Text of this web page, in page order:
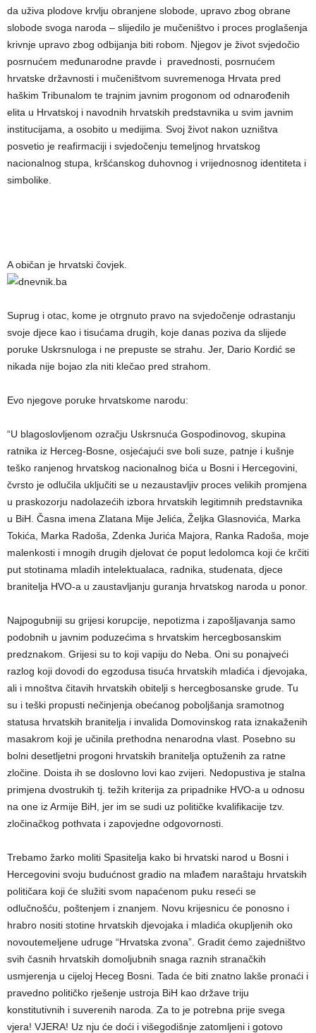
da uživa plodove krvlju obranjene slobode, upravo zbog obrane
slobode svoga naroda – slijedilo je mučeništvo i proces proglašenja
krivnje upravo zbog odbijanja biti robom. Njegov je život svjedočio
posrnućem međunarodne pravde i pravednosti, posrnućem
hrvatske državnosti i mučeništvom suvremenoga Hrvata pred
haškim Tribunalom te trajnim javnim progonom od odnarođenih
elita u Hrvatskoj i navodnih hrvatskih predstavnika u svim javnim
institucijama, a osobito u medijima. Svoj život nakon uzništva
posvetio je reafirmaciji i svjedočenju temeljnog hrvatskog
nacionalnog stupa, kršćanskog duhovnog i vrijednosnog identiteta i
simbolike.
A običan je hrvatski čovjek.
Suprug i otac, kome je otrgnuto pravo na svjedočenje odrastanju
svoje djece kao i tisućama drugih, koje danas poziva da slijede
poruke Uskrsnuloga i ne prepuste se strahu. Jer, Dario Kordić se
nikada nije bojao zla niti klečao pred strahom.
Evo njegove poruke hrvatskome narodu:
“U blagoslovljenom ozračju Uskrsnuća Gospodinovog, skupina
ratnika iz Herceg-Bosne, osjećajući sve boli suze, patnje i kušnje
teško ranjenog hrvatskog nacionalnog bića u Bosni i Hercegovini,
čvrsto je odlučila uključiti se u nezaustavljiv proces velikih promjena
u praskozorju nadolazećih izbora hrvatskih legitimnih predstavnika
u BiH. Časna imena Zlatana Mije Jelića, Željka Glasnovića, Marka
Tokića, Marka Radoša, Zdenka Jurića Majora, Ranka Radoša, moje
malenkosti i mnogih drugih djelovat će poput ledolomca koji će krčiti
put stotinama mladih intelektualaca, radnika, studenata, djece
branitelja HVO-a u zaustavljanju guranja hrvatskog naroda u ponor.
Najpogubniji su grijesi korupcije, nepotizma i zapošljavanja samo
podobnih u javnim poduzećima s hrvatskim hercegbosanskim
predznakom. Grijesi su to koji vapiju do Neba. Oni su ponajveći
razlog koji dovodi do egzodusa tisuća hrvatskih mladića i djevojaka,
ali i mnoštva čitavih hrvatskih obitelji s hercegbosanske grude. Tu
su i teški propusti nečinjenja obećanog poboljšanja sramotnog
statusa hrvatskih branitelja i invalida Domovinskog rata iznakaženih
masakrom koji je učinila prethodna nenarodna vlast. Posebno su
bolni desetljetni progoni hrvatskih branitelja optuženih za ratne
zločine. Doista ih se doslovno lovi kao zvijeri. Nedopustiva je stalna
primjena dvostrukih tj. težih kriterija za pripadnike HVO-a u odnosu
na one iz Armije BiH, jer im se sudi uz političke kvalifikacije tzv.
zločinačkog pothvata i zapovjedne odgovornosti.
Trebamo žarko moliti Spasitelja kako bi hrvatski narod u Bosni i
Hercegovini svoju budućnost gradio na mlađem naraštaju hrvatskih
političara koji će služiti svom napaćenom puku reseći se
odlučnošću, poštenjem i znanjem. Novu krijesnicu će ponosno i
hrabro nositi stotine hrvatskih djevojaka i mladića okupljenih oko
novoutemeljene udruge “Hrvatska zvona”. Gradit ćemo zajedništvo
svih časnih hrvatskih domoljubnih snaga raznih stranačkih
usmjerenja u cijeloj Heceg Bosni. Tada će biti znatno lakše pronaći i
pravedno političko rješenje ustroja BiH kao države triju
konstitutivnih i suverenih naroda. Za to je potrebna prije svega
vjera! VJERA! Uz nju će doći i višegodišnje zatomljeni i gotovo